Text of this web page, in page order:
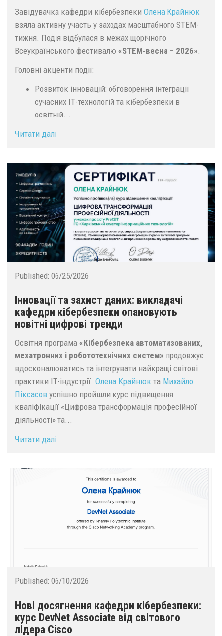
Завідувачка кафедри кібербезпеки Олена Крайнюк
взяла активну участь у заходах масштабного STEM-
тижня. Подія відбулася в межах щорічного
Всеукраїнського фестивалю «STEM-весна – 2026».
Головні акценти події:
Розвиток інновацій: обговорення інтеграції
сучасних ІТ-технологій та кібербезпеки в
освітній...
Читати далі
Published: 06/25/2026
Інновації та захист даних: викладачі
кафедри кібербезпеки опановують
новітні цифрові тренди
Освітня програма «Кібербезпека автоматизованих,
мехатронних і робототехнічних систем» продовжує
вдосконалюватись та інтегрувати найкращі світові
практики ІТ-індустрії. Олена Крайнюк та Михайло
Піксасов успішно пройшли курс підвищення
кваліфікації «Цифрова трансформація професійної
діяльності» та...
Читати далі
Published: 06/10/2026
Нові досягнення кафедри кібербезпеки:
курс DevNet Associate від світового
лідера Cisco